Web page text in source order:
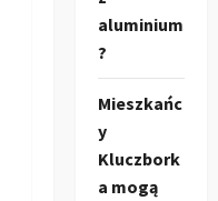
aluminium
?
Mieszkańc
y
Kluczbork
a mogą